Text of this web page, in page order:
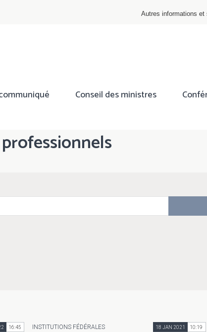
Autres informations
Conseil des ministres
16:45 INSTITUTIONS FÉDÉRALES 18 JAN 2021 10:19